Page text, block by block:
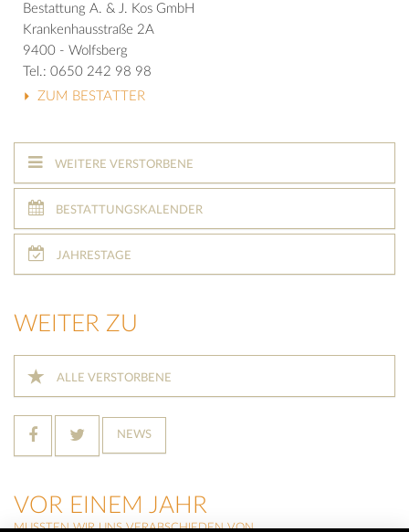
Bestattung A. & J. Kos GmbH
Krankenhausstraße 2A
9400 - Wolfsberg
Tel.: 0650 242 98 98
ZUM BESTATTER
WEITERE VERSTORBENE
BESTATTUNGSKALENDER
JAHRESTAGE
WEITER ZU
ALLE VERSTORBENE
NEWS
VOR EINEM JAHR
MUSSTEN WIR UNS VERABSCHIEDEN VON